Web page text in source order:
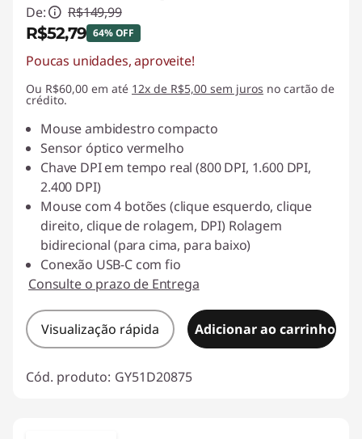
De: R$149,99
R$52,79 64% OFF
Economias instantâneas :
Poucas unidades, aproveite!
Ou R$60,00 em até 12x de R$5,00 sem juros no cartão de
crédito.
Mouse ambidestro compacto
Sensor óptico vermelho
Chave DPI em tempo real (800 DPI, 1.600 DPI,
2.400 DPI)
Mouse com 4 botões (clique esquerdo, clique
direito, clique de rolagem, DPI) Rolagem
bidirecional (para cima, para baixo)
Conexão USB-C com fio
Consulte o prazo de Entrega
Visualização rápida Adicionar ao carrinho
Cód. produto: GY51D20875